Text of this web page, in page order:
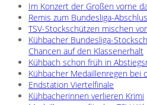
Im Konzert der Großen vorne
Remis zum Bundesliga-
TSV-Stockschützen mischen
Kühbacher Bundesliga-
Chancen auf den Klassenerhalt
Kühbach schon früh in
Kühbacher Medaillenregen bei
Endstation Viertelfinale
Kühbacherinnen verlieren Krimi